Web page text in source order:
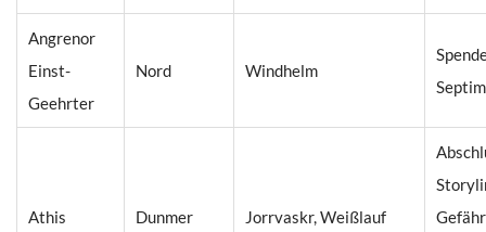
Angrenor
Einst-
Geehrter
Nord Windhelm
Septim
Athis Dunmer Jorrvaskr, Weißlauf